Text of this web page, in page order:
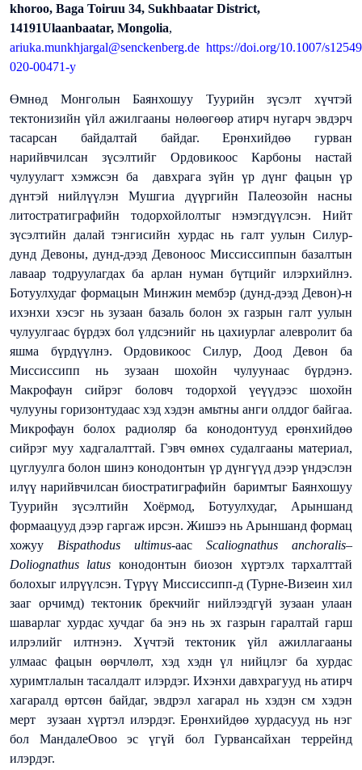
khoroo, Baga Toiruu 34, Sukhbaatar District,
14191Ulaanbaatar, Mongolia,
ariuka.munkhjargal@senckenberg.de https://doi.org/10.1007/
020-00471-y
Өмнөд Монголын Баянхошуу Туурийн зүсэлт хүчтэй
тектонизийн үйл ажилгааны нөлөөгөөр атирч нугарч эвдэрч
тасарсан байдалтай байдаг. Ерөнхийдөө гурван
нарийвчилсан зүсэлтийг Ордовикоос Карбоны настай
чулуулагт хэмжсэн ба давхрага зүйн үр дүнг фацын үр
дүнтэй нийлүүлэн Мушгиа дүүргийн Палеозойн насны
литостратиграфийн тодорхойлолтыг нэмэгдүүлсэн. Нийт
зүсэлтийн далай тэнгисийн хурдас нь галт уулын Силур-
дунд Девоны, дунд-дээд Девоноос Миссиссиппын базалтын
лаваар тодруулагдах ба арлан нуман бүтцийг илэрхийлнэ.
Ботуулхудаг формацын Минжин мембэр (дунд-дээд Девон)-н
ихэнхи хэсэг нь зузаан базаль болон эх газрын галт уулын
чулуулгаас бүрдэх бол үлдсэнийг нь цахиурлаг алевролит ба
яшма бүрдүүлнэ. Ордовикоос Силур, Доод Девон ба
Миссиссипп нь зузаан шохойн чулуунаас бүрдэнэ.
Макрофаун сийрэг боловч тодорхой үеүүдээс шохойн
чулууны горизонтудаас хэд хэдэн амьтны анги олддог байгаа.
Микрофаун болох радиоляр ба конодонтууд ерөнхийдөө
сийрэг муу хадгалалттай. Гэвч өмнөх судалгааны материал,
цуглуулга болон шинэ конодонтын үр дүнгүүд дээр үндэслэн
илүү нарийвчилсан биостратиграфийн баримтыг Баянхошуу
Туурийн зүсэлтийн Хоёрмод, Ботуулхудаг, Арыншанд
формаацууд дээр гаргаж ирсэн. Жишээ нь Арыншанд формац
хожуу Bispathodus ultimus-аас Scaliognathus anchoralis–
Doliognathus latus конодонтын биозон хүртэлх тархалттай
болохыг илрүүлсэн. Түрүү Миссиссипп-д (Турне-Визеин хил
зааг орчимд) тектоник брекчийг нийлээдгүй зузаан улаан
шаварлаг хурдас хучдаг ба энэ нь эх газрын гаралтай гарш
илрэлийг илтнэнэ. Хүчтэй тектоник үйл ажиллагааны
улмаас фацын өөрчлөлт, хэд хэдн үл нийцлэг ба хурдас
хуримтлалын тасалдалт илэрдэг. Ихэнхи давхрагууд нь атирч
хагаралд өртсөн байдаг, эвдрэл хагарал нь хэдэн см хэдэн
мерт зузаан хүртэл илэрдэг. Ерөнхийдөө хурдасууд нь нэг
бол МандалеОвоо эс үгүй бол Гурвансайхан террейнд
илэрдэг.